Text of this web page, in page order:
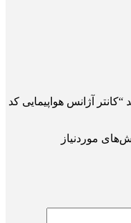
آژانس هواپیمایی کد
موردنیاز